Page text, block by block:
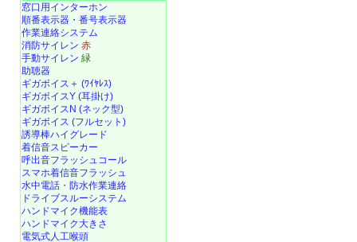
窓口用インターホン
順番表示器・番号表示器
作業連絡システム
消防サイレン 赤
手動サイレン 緑
助聴器
ギガボイス＋ (ﾜｲﾔﾚｽ)
ギガボイスY (耳掛け)
ギガボイスN (ネック型)
ギガボイス (フルセット)
誘導棒ハイグレード
着信音スピーカー
呼出音フラッシュコール
スマホ着信音フラッシュ
水中電話 ・ 防水作業連絡
ドライブスルーシステム
ハンドマイク機能表
ハンドマイク大きさ
電気式人工喉頭